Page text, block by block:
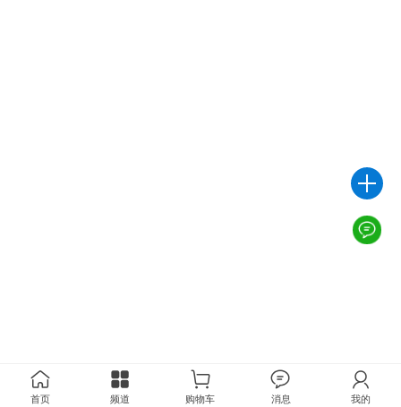
首页 频道 购物车 消息 我的